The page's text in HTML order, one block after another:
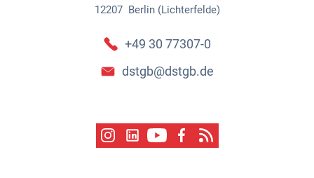
12207 Berlin (Lichterfelde)
+49 30 77307-0
dstgb@dstgb.de